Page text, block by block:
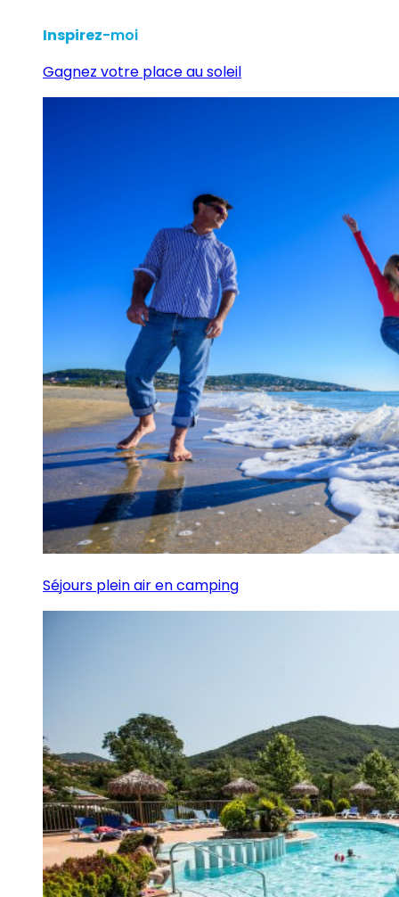
Inspirez-moi
Gagnez votre place au soleil
Séjours plein air en camping